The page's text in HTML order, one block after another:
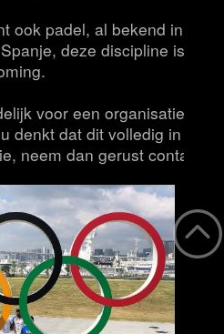
ook padel, al bekend in
deze discipline is
voor een organisatie of
denkt dat dit volledig in lijn
neem dan gerust contact